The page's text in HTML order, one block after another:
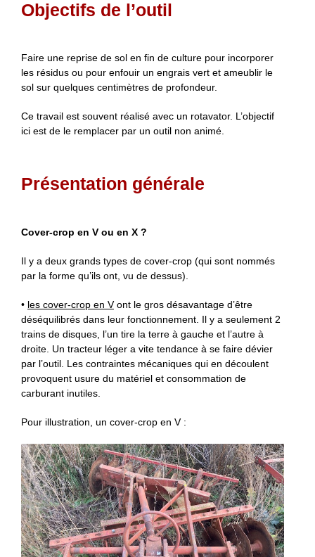
Objectifs de l’outil
Faire une reprise de sol en fin de culture pour incorporer
les résidus ou pour enfouir un engrais vert et ameublir le
sol sur quelques centimètres de profondeur.
Ce travail est souvent réalisé avec un rotavator. L’objectif
ici est de le remplacer par un outil non animé.
Présentation générale
Cover-crop en V ou en X ?
Il y a deux grands types de cover-crop (qui sont nommés
par la forme qu’ils ont, vu de dessus).
• les cover-crop en Vont le gros désavantage d’être
déséquilibrés dans leur fonctionnement. Il y a seulement 2
trains de disques, l’un tire la terre à gauche et l’autre à
droite. Un tracteur léger a vite tendance à se faire dévier
par l’outil. Les contraintes mécaniques qui en découlent
provoquent usure du matériel et consommation de
carburant inutiles.
Pour illustration, un cover-crop en V :